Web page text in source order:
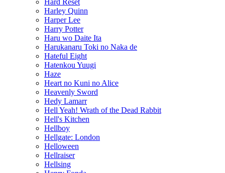
Harley Quinn
Harper Lee
Harry Potter
Haru wo Daite Ita
Harukanaru Toki no Naka de
Hateful Eight
Hatenkou Yuugi
Haze
Heart no Kuni no Alice
Heavenly Sword
Hedy Lamarr
Hell Yeah! Wrath of the Dead Rabbit
Hell's Kitchen
Hellboy
Hellgate: London
Helloween
Hellraiser
Hellsing